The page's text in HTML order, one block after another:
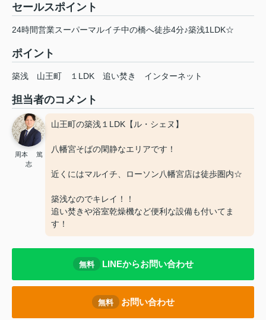
セールスポイント
24時間営業スーパーマルイチ中の橋へ徒歩4分♪築浅1LDK☆
ポイント
築浅 山王町 １LDK 追い焚き インターネット
担当者のコメント
周本 篤
志
山王町の築浅１LDK【ル・シェヌ】
八幡宮そばの閑静なエリアです！
近くにはマルイチ、ローソン八幡宮店は徒歩圏内☆
築浅なのでキレイ！！
追い焚きや浴室乾燥機など便利な設備も付いてま
す！
無料 LINEからお問い合わせ
無料 お問い合わせ